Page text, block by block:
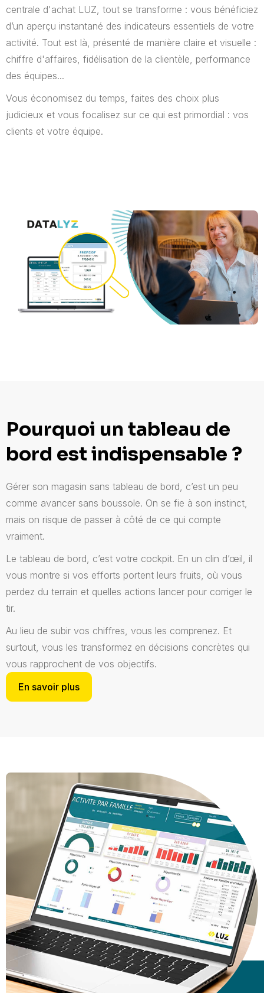
centrale d'achat LUZ, tout se transforme : vous bénéficiez
d’un aperçu instantané des indicateurs essentiels de votre
activité. Tout est là, présenté de manière claire et visuelle :
chiffre d'affaires, fidélisation de la clientèle, performance
des équipes...
Vous économisez du temps, faites des choix plus
judicieux et vous focalisez sur ce qui est primordial : vos
clients et votre équipe.
Pourquoi un tableau de
bord est indispensable ?
Gérer son magasin sans tableau de bord, c’est un peu
comme avancer sans boussole. On se fie à son instinct,
mais on risque de passer à côté de ce qui compte
vraiment.
Le tableau de bord, c’est votre cockpit. En un clin d’œil, il
vous montre si vos efforts portent leurs fruits, où vous
perdez du terrain et quelles actions lancer pour corriger le
tir.
Au lieu de subir vos chiffres, vous les comprenez. Et
surtout, vous les transformez en décisions concrètes qui
vous rapprochent de vos objectifs.
En savoir plus